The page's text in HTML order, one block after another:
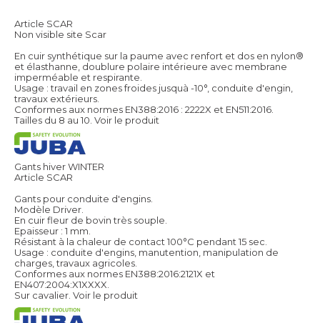
Article SCAR
Non visible site Scar
En cuir synthétique sur la paume avec renfort et dos en nylon®
et élasthanne, doublure polaire intérieure avec membrane
imperméable et respirante.
Usage : travail en zones froides jusquà -10°, conduite d'engin,
travaux extérieurs.
Conformes aux normes EN388:2016 : 2222X et EN511:2016.
Tailles du 8 au 10. Voir le produit
Gants hiver WINTER
Article SCAR
Gants pour conduite d'engins.
Modèle Driver.
En cuir fleur de bovin très souple.
Epaisseur : 1 mm.
Résistant à la chaleur de contact 100°C pendant 15 sec.
Usage : conduite d'engins, manutention, manipulation de
charges, travaux agricoles.
Conformes aux normes EN388:2016:2121X et
EN407:2004:X1XXXX.
Sur cavalier. Voir le produit